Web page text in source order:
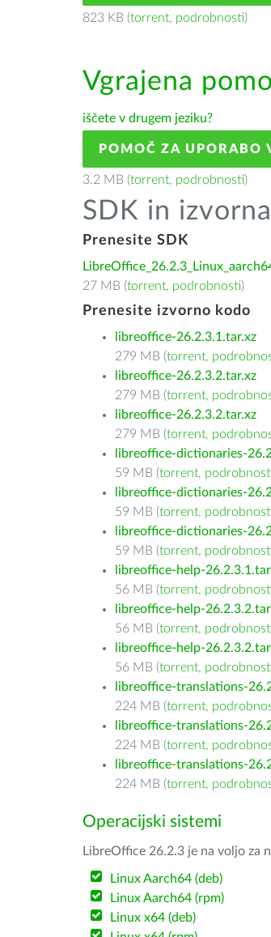
823 KB (torrent, podrobnosti)
Vgrajena
iščete v drugem jeziku?
POMOČ ZA UPORABO
3.2 MB (torrent, podrobnosti)
SDK in
Prenesite SDK
27 MB (torrent, podrobnosti)
Prenesite izvorno kodo
libreoffice-26.2.3.1.tar.xz
279 MB (torrent,
libreoffice-26.2.3.2.tar.xz
279 MB (torrent,
libreoffice-26.2.3.2.tar.xz
279 MB (torrent,
libreoffice-dictionaries-
59 MB (torrent,
libreoffice-dictionaries-
59 MB (torrent,
libreoffice-dictionaries-
59 MB (torrent,
libreoffice-help-
56 MB (torrent,
libreoffice-help-
56 MB (torrent,
libreoffice-help-
56 MB (torrent,
libreoffice-translations-
224 MB (torrent,
libreoffice-translations-
224 MB (torrent,
libreoffice-translations-
224 MB (torrent,
Operacijski sistemi
LibreOffice 26.2.3 je na voljo za
Linux Aarch64 (deb)
Linux Aarch64 (rpm)
Linux x64 (deb)